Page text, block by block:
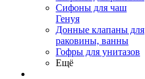
Сифоны для чаш
Генуя
Донные клапаны для
раковины, ванны
Гофры для унитазов
Ещё